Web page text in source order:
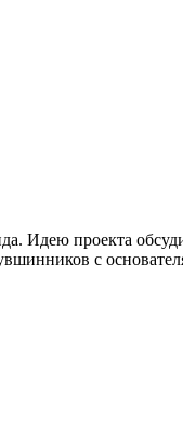
Идею проекта
с